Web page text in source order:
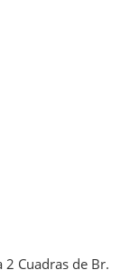
2 Cuadras de Br.